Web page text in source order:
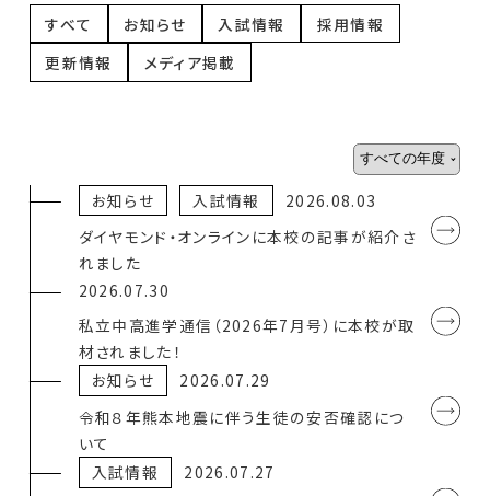
すべて お知らせ 入試情報
採用情報
更新情報
メディア掲載
お知らせ 入試情報
2026.08.03
ダイヤモンド・オンラインに本校の記事が紹介さ
れました
2026.07.30
私立中高進学通信（2026年7月号）に本校が取
材されました！
お知らせ
2026.07.29
令和８年熊本地震に伴う生徒の安否確認につ
いて
入試情報
2026.07.27